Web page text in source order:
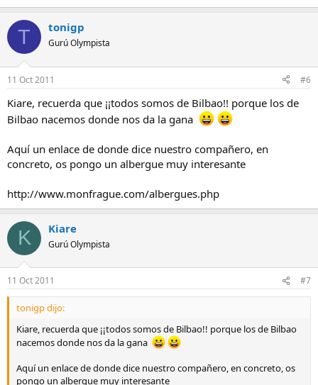
T tonigp
Gurú Olympista
11 Oct 2011 #6
Kiare, recuerda que ¡¡todos somos de Bilbao!! porque los de
Bilbao nacemos donde nos da la gana
Aquí un enlace de donde dice nuestro compañero, en
concreto, os pongo un albergue muy interesante
http://www.monfrague.com/albergues.php
K Kiare
Gurú Olympista
11 Oct 2011 #7
tonigp dijo:
Kiare, recuerda que ¡¡todos somos de Bilbao!! porque los de Bilbao
nacemos donde nos da la gana
Aquí un enlace de donde dice nuestro compañero, en concreto, os
pongo un albergue muy interesante